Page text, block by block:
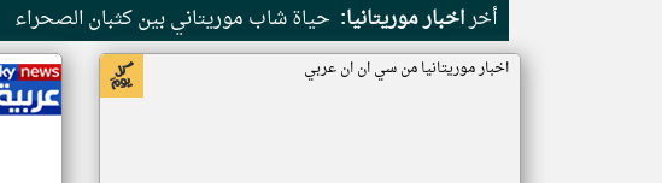
أخراخبار موريتانيا: حياة شاب موريتاني بين كثبان الصحراء
اخبار موريتانيا من سي ان ان عربي